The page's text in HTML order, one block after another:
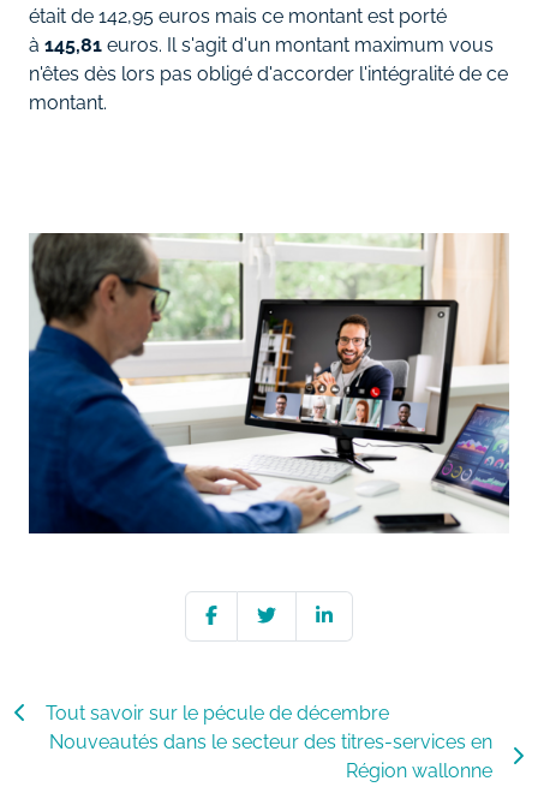
était de 142,95 euros mais ce montant est porté
à 145,81 euros. Il s'agit d'un montant maximum vous
n'êtes dès lors pas obligé d'accorder l'intégralité de ce
montant.
Tout savoir sur le pécule de décembre
Nouveautés dans le secteur des titres-services en
Région wallonne